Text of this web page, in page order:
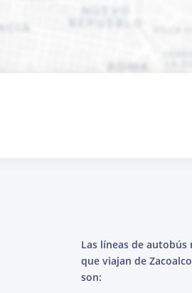
Las líneas de autobús
que viajan de
son: